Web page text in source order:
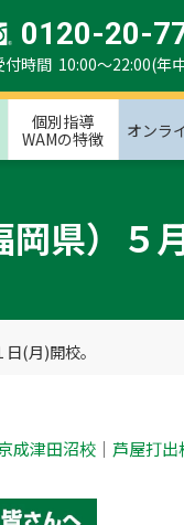
0120-20-
付時間 10:00～22:00(年
個別指導
WAMの特徴
オンラ
県）５
(月)開校。
成津田沼校 ｜ 芦屋打出